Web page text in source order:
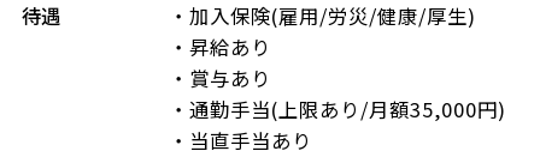
待遇
・加入保険(雇用/労災/健康/厚生)
・昇給あり
・賞与あり
・通勤手当(上限あり/月額35,000円)
・当直手当あり